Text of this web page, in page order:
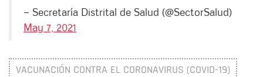
— Secretaría Distrital de Salud (@SectorSalud)
May 7, 2021
VACUNACIÓN CONTRA EL CORONAVIRUS (COVID-19)